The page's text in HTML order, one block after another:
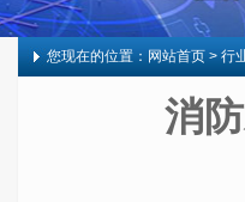
您现在的位置： 网站首页 > 行
消